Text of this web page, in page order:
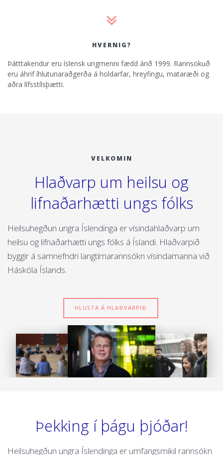
HVERNIG?
Þátttakendur eru íslensk ungmenni fædd árið 1999. Rannsökuð
eru áhrif íhlutunaraðgerða á holdarfar, hreyfingu, mataræði og
aðra lífsstílsþætti.
VELKOMIN
Hlaðvarp um heilsu og
lifnaðarhætti ungs fólks
Heilsuhegðun ungra Íslendinga er vísindahlaðvarp um
heilsu og lifnaðarhætti ungs fólks á Íslandi. Hlaðvarpið
byggir á samnefndri langtímarannsókn vísindamanna við
Háskóla Íslands.
HLUSTA Á HLAÐVARPIÐ
Þekking í þágu þjóðar!
Heilsuhegðun ungra Íslendinga er umfangsmikil rannsókn